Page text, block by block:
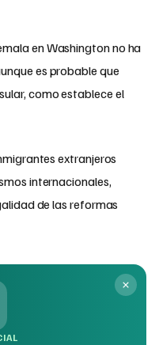
en Washington no ha
es probable que
como establece el
extranjeros
internacionales,
de las reformas